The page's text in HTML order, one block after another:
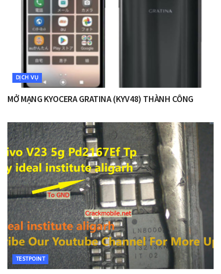
DỊCH VỤ
MỞ MẠNG KYOCERA GRATINA (KYV48) THÀNH CÔNG
TESTPOINT